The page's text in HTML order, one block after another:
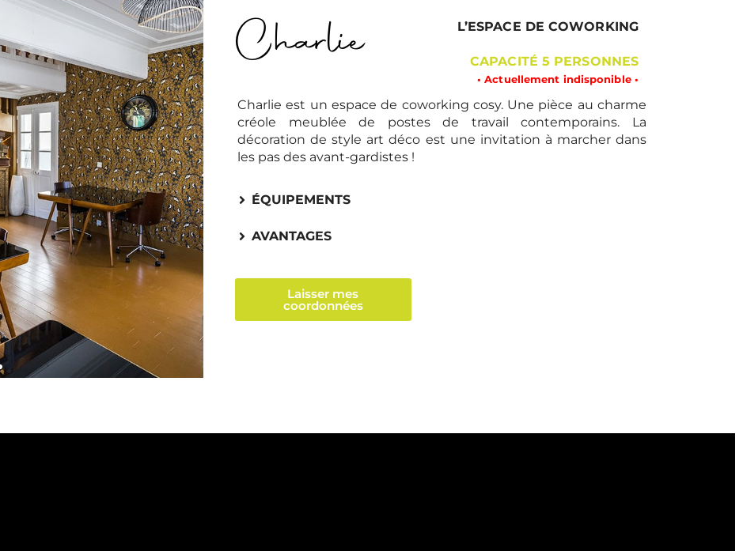
Charlie L’ESPACE DE COWORKING
CAPACITÉ 5 PERSONNES
• Actuellement indisponible •
Charlie est un espace de coworking cosy. Une pièce au charme
créole meublée de postes de travail contemporains. La
décoration de style art déco est une invitation à marcher dans
les pas des avant-gardistes !
ÉQUIPEMENTS
AVANTAGES
Laisser mes
coordonnées